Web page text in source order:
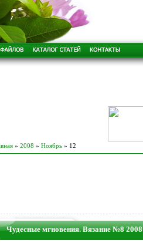
» 2008 » Ноябрь » 12
Чудесные мгновения. Вязание №8 2008